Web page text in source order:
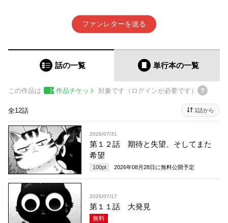
ファンレターを送る
話の一覧 単行本の一覧
この作品は 作品チケット 対象です（ログインが必要です）
全12話 1話から
2026/07/31
第１２話 期待と失望、そしてまた
希望
100pt 2026年08月28日 に無料公開予定
2026/07/17
第１１話 大発見
無料